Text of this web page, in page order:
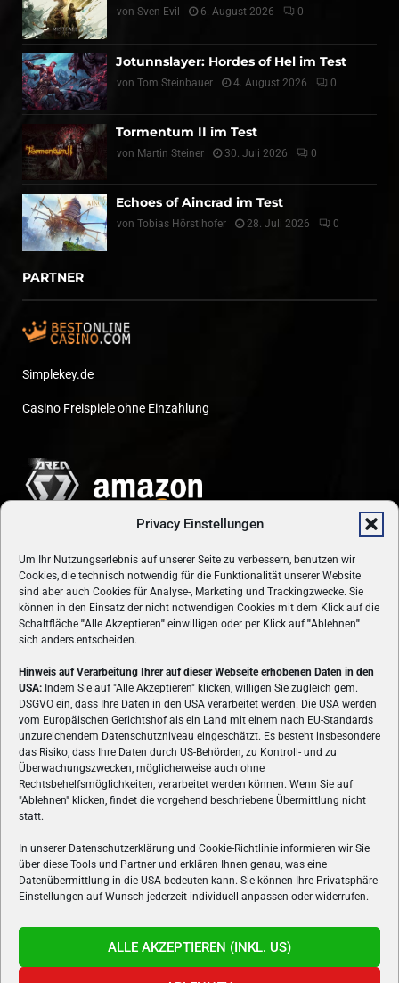
Privacy Einstellungen
Um Ihr Nutzungserlebnis auf unserer Seite zu verbessern, benutzen wir
Cookies, die technisch notwendig für die Funktionalität unserer Website
sind aber auch Cookies für Analyse-, Marketing und Trackingzwecke. Sie
können in den Einsatz der nicht notwendigen Cookies mit dem Klick auf die
Schaltfläche "Alle Akzeptieren" einwilligen oder per Klick auf"Ablehnen"
sich anders entscheiden.
Hinweis auf Verarbeitung Ihrer auf dieser Webseite erhobenen Daten in den
USA: Indem Sie auf "Alle Akzeptieren" klicken, willigen Sie zugleich gem.
DSGVO ein, dass Ihre Daten in den USA verarbeitet werden. Die USA werden
vom Europäischen Gerichtshof als ein Land mit einem nach EU-Standards
unzureichendem Datenschutzniveau eingeschätzt. Es besteht insbesondere
das Risiko, dass Ihre Daten durch US-Behörden, zu Kontroll- und zu
Überwachungszwecken, möglicherweise auch ohne
Rechtsbehelfsmöglichkeiten, verarbeitet werden können. Wenn Sie auf
"Ablehnen" klicken, findet die vorgehend beschriebene Übermittlung nicht
statt.
In unserer Datenschutzerklärung und Cookie-Richtlinie informieren wir Sie
über diese Tools und Partner und erklären Ihnen genau, was eine
Datenübermittlung in die USA bedeuten kann. Sie können Ihre Privatsphäre-
Einstellungen auf Wunsch jederzeit individuell anpassen oder widerrufen.
ALLE AKZEPTIEREN (INKL. US)
von Sven Evil 6. August 2026 0
Jotunnslayer: Hordes of Hel im Test
von Tom Steinbauer 4. August 2026 0
Tormentum II im Test
von Martin Steiner 30. Juli 2026 0
Echoes of Aincrad im Test
von Tobias Hörstlhofer 28. Juli 2026 0
PARTNER
Simplekey.de
Casino Freispiele ohne Einzahlung
ÜBER UNS
VON GAMERN, FÜR GAMER! Gamers.at ist das älteste Online-
Spielemagazin Österreichs und bringt täglich aktuelle News,
Reviews und Videos zu PC- und Konsolenspielen, Gaming-
Hardware und aus der Welt des e-Sport's.
FOLGE UNS